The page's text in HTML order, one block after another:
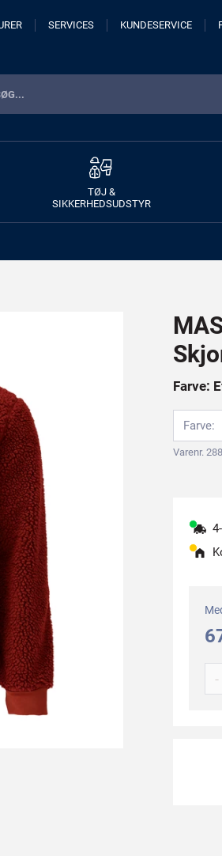
SERVICES KUNDESERVICE
TØJ &
SIKKERHEDSUDSTYR
Farve:
Farve:
Varenr.
-